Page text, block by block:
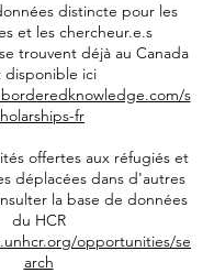
distincte pour les
et les chercheur.e.s
trouvent déjà au Canada
disponible ici
s
fr
offertes aux réfugiés et
déplacées dans d'autres
la base de données
du HCR
opportunities/se
arch